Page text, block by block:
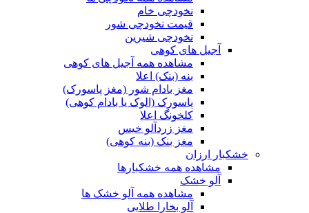
نخودچی خام
قیمت نخودچی شور
نخودچی شیرین
آجیل های کوهی
مشاهده همه آجیل های کوهی
بنه (بنک) اعلا
مغز بادام شور (مغز پاسورک)
پاسورک (الوک یا بادام کوهی)
کلخونگ اعلا
مغز زردآلو خیس
مغز بنک (بنه کوهی)
خشکبار ارزان
مشاهده همه خشکبارها
آلو خشک
مشاهده همه آلو خشک ها
آلو بخارا طلایی